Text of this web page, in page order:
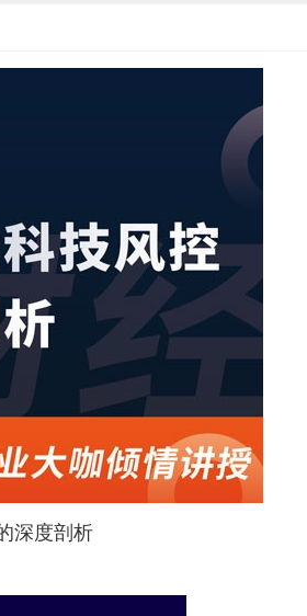
是未知之数。这意味着不少平台尚
将进一步提升。
，给予了明确的风险管控措施标准
台在备案成功后成为售卖主体，影
动得较早，并且明确了网贷机构的
急方案，再一次提高了备案的门槛
对平台和投资者而言都是利好。”民
深度剖析